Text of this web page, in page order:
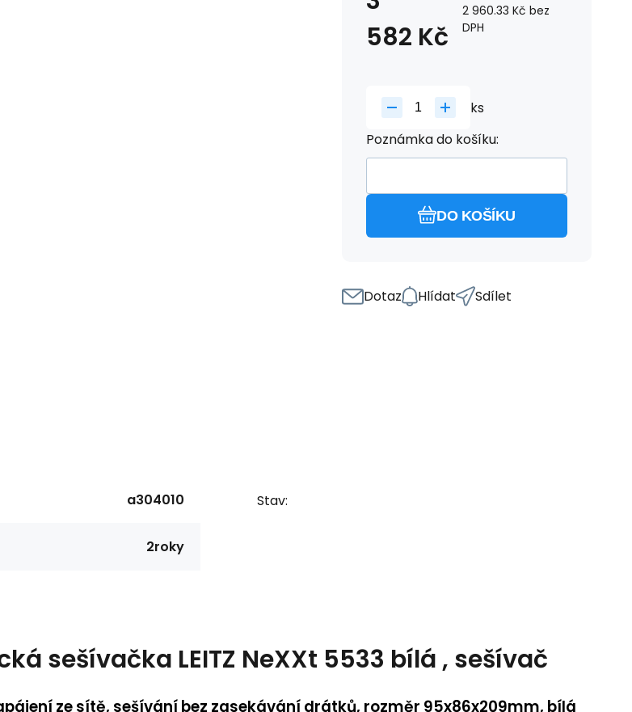
582 Kč
2 960.33 Kč bez
DPH
ks
Poznámka do košíku:
DO KOŠÍKU
Dotaz Hlídat Sdílet
a304010
2roky
Stav:
sešívačka LEITZ NeXXt 5533 bílá , sešívač
ze sítě, sešívání bez zasekávání drátků, rozměr 95x86x209mm, bílá